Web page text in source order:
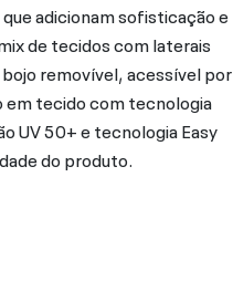
adicionam sofisticação e
de tecidos com laterais
removível, acessível por
em tecido com tecnologia
UV 50+ e tecnologia Easy
do produto.